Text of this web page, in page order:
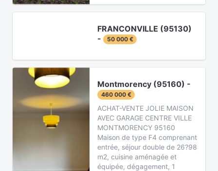
FRANCONVILLE (95130)
- 50 000 €
Montmorency (95160) -
460 000 €
ACHAT-VENTE JOLIE MAISON
AVEC GARAGE CENTRE VILLE
MONTMORENCY 95160
Maison de type F4 comprenant
entrée, séjour double de 26?98
m2, cuisine aménagée et
équipée, dégagement, 1